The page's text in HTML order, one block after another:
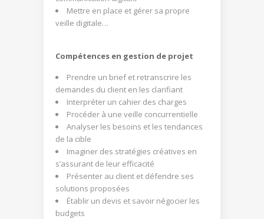
Mettre en place et gérer sa propre
veille digitale…
Compétences en gestion de projet
Prendre un brief et retranscrire les
demandes du client en les clarifiant
Interpréter un cahier des charges
Procéder à une veille concurrentielle
Analyser les besoins et les tendances
de la cible
Imaginer des stratégies créatives en
s’assurant de leur efficacité
Présenter au client et défendre ses
solutions proposées
Établir un devis et savoir négocier les
budgets